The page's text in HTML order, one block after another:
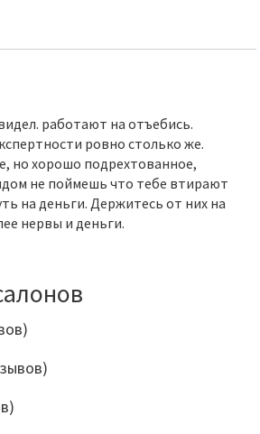
работают на отъебись.
ровно столько же.
но хорошо подрехтованное,
не поймешь что тебе втирают
на деньги. Держитесь от них на
нервы и деньги.